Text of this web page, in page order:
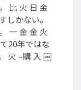
比 火 日 金
しかない。
一 金 金 火
20年ではな
火 –購 入 ￼